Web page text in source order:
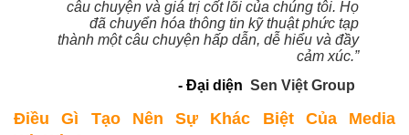
câu chuyện và giá trị cốt lõi của chúng tôi. Họ
đã chuyển hóa thông tin kỹ thuật phức tạp
thành một câu chuyện hấp dẫn, dễ hiểu và đầy
cảm xúc.”
- Đại diện Sen Việt Group
Điều Gì Tạo Nên Sự Khác Biệt Của Media